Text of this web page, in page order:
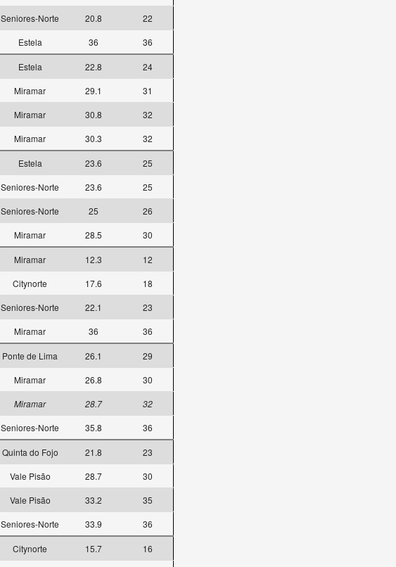
Seniores-Norte 20.8
22
Estela 36 36
Estela 22.8
24
Miramar 29.1
31
Miramar 30.8
32
Miramar 30.3 32
Estela 23.6
25
Seniores-Norte 23.6
25
Seniores-Norte 25
26
Miramar 28.5 30
Miramar 12.3
12
Citynorte 17.6
18
Seniores-Norte 22.1
23
Miramar 36 36
Ponte de Lima 26.1
29
Miramar 26.8
30
Miramar 28.7
32
Seniores-Norte 35.8 36
Quinta do Fojo 21.8
23
Vale Pisão 28.7
30
Vale Pisão 33.2
35
Seniores-Norte 33.9 36
Citynorte 15.7
16